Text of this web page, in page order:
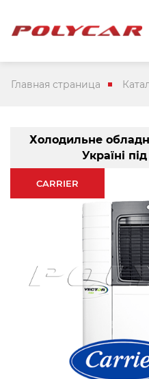
Главная страница
Холодильне
Україні
CARRIER